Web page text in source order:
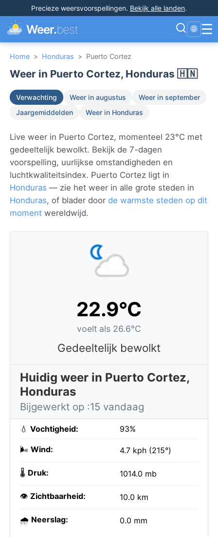
Precieze weersvoorspellingen. Bekijk alle landen.
Weer.best 🌐 ☰
Home > Honduras > Puerto Cortez
Weer in Puerto Cortez, Honduras 🇭🇳
Verwachting Weer in augustus
Weer in september
Jaargemiddelden
Weer in Honduras
Live weer in Puerto Cortez, momenteel 23°C met
gedeeltelijk bewolkt. Bekijk de 7-dagen
voorspelling, uurlijkse omstandigheden en
luchtkwaliteitsindex. Puerto Cortez ligt in
Honduras — zie het weer in alle grote steden in
Honduras, of blader door de warmste steden op dit
moment wereldwijd.
22.9°C
voelt als 26.6°C
Gedeeltelijk bewolkt
Huidig weer in Puerto Cortez,
Honduras
Bijgewerkt op :15 vandaag
💧 Vochtigheid: 93%
🌬️ Wind: 4.7 kph (215°)
🌡️ Druk: 1014.0 mb
👁️ Zichtbaarheid: 10.0 km
🌧️ Neerslag: 0.0 mm